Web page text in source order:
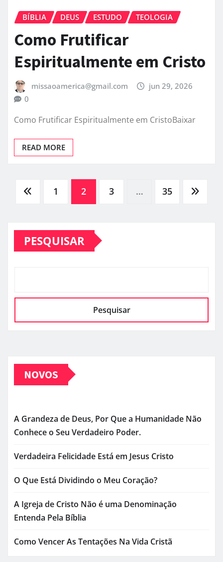
BÍBLIA DEUS ESTUDO TEOLOGIA
Como Frutificar
Espiritualmente em Cristo
missaoamerica@gmail.com
jun 29, 2026
0
Como Frutificar Espiritualmente em CristoBaixar
READ MORE
Paginação
de
posts
1 2 3 … 35
PESQUISAR
Pesquisar
NOVOS
A Grandeza de Deus, Por Que a Humanidade Não
Conhece o Seu Verdadeiro Poder.
Verdadeira Felicidade Está em Jesus Cristo
O Que Está Dividindo o Meu Coração?
A Igreja de Cristo Não é uma Denominação
Entenda Pela Bíblia
Como Vencer As Tentações Na Vida Cristã